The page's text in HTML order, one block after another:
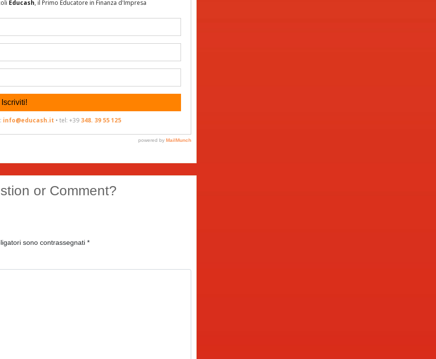
or Comment?
sono contrassegnati *